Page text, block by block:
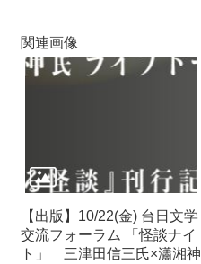
関連画像
【出版】10/22(金) 台日文学
交流フォーラム 「怪談ナイ
ト」 三津田信三氏×瀟湘神